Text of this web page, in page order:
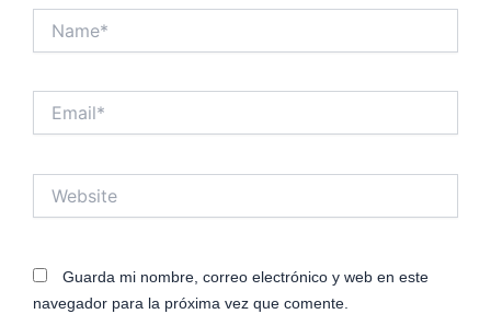
Guarda mi nombre, correo electrónico y web en este
navegador para la próxima vez que comente.